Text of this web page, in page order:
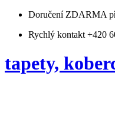
Doručení ZDARMA
Rychlý kontakt +420
tapety,